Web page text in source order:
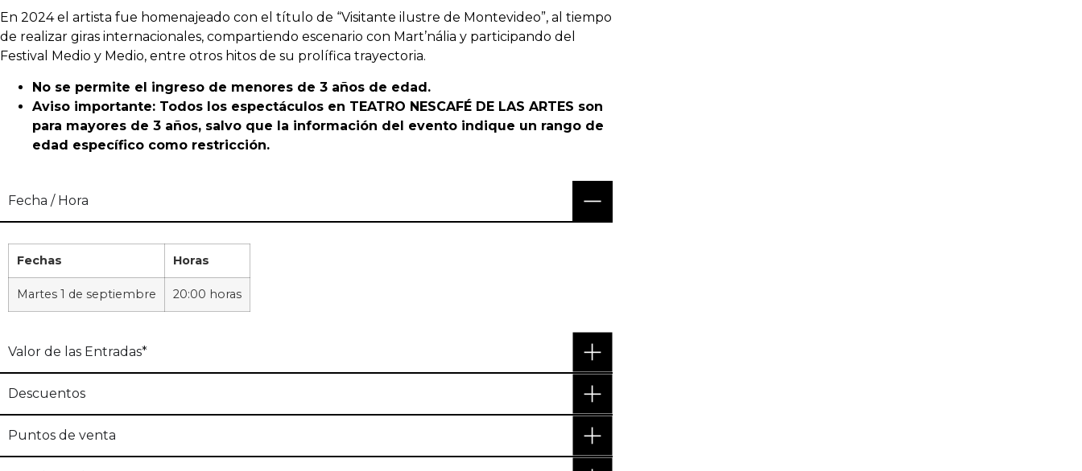
En 2024 el artista fue homenajeado con el título de “Visitante ilustre de Montevideo”, al tiempo
de realizar giras internacionales, compartiendo escenario con Mart’nália y participando del
Festival Medio y Medio, entre otros hitos de su prolífica trayectoria.
No se permite el ingreso de menores de 3 años de edad.
Aviso importante: Todos los espectáculos en TEATRO NESCAFÉ DE LAS ARTES son
para mayores de 3 años, salvo que la información del evento indique un rango de
edad específico como restricción.
Fecha / Hora
Fechas Horas
Martes 1 de septiembre 20:00 horas
Valor de las Entradas*
Descuentos
Puntos de venta